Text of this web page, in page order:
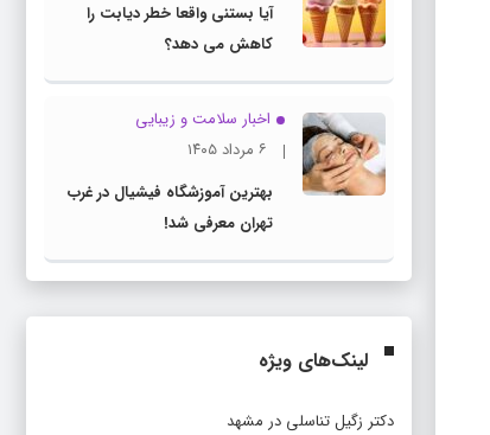
آیا بستنی واقعا خطر دیابت را
کاهش می دهد؟
اخبار سلامت و زیبایی
۶ مرداد ۱۴۰۵
بهترین آموزشگاه فیشیال در غرب
تهران معرفی شد!
لینک‌های ویژه
دکتر زگیل تناسلی در مشهد